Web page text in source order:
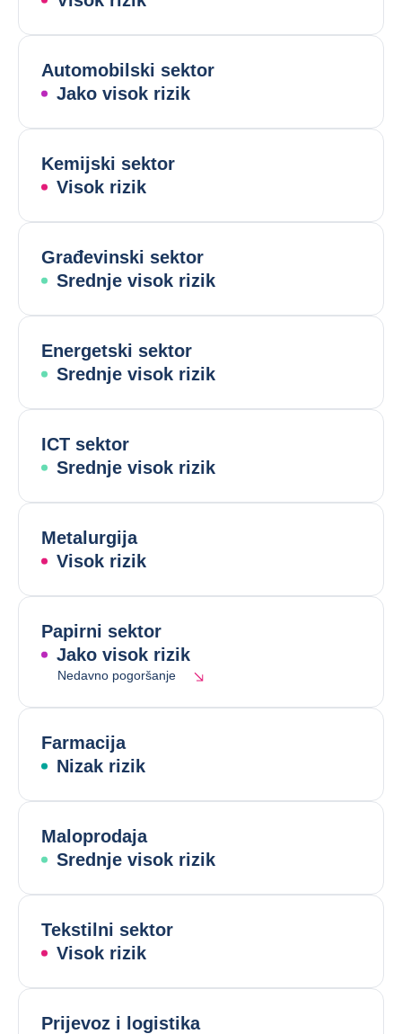
Automobilski sektor
Jako visok rizik
Kemijski sektor
Visok rizik
Građevinski sektor
Srednje visok rizik
Energetski sektor
Srednje visok rizik
ICT sektor
Srednje visok rizik
Metalurgija
Visok rizik
Papirni sektor
Jako visok rizik
Nedavno pogoršanje
Farmacija
Nizak rizik
Maloprodaja
Srednje visok rizik
Tekstilni sektor
Visok rizik
Prijevoz i logistika